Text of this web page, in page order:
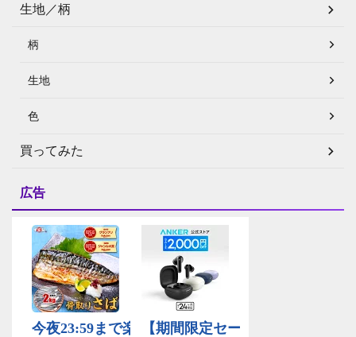
生地／柄
柄
生地
色
買ってみた
広告